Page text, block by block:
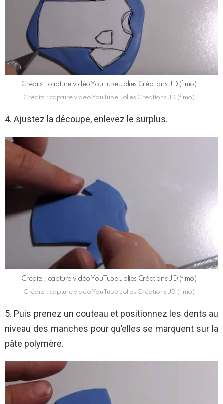
Crédits : capture vidéo YouTube Jolies Créations JD (fimo)
Crédits : capture vidéo YouTube Jolies Créations JD (fimo)
4. Ajustez la découpe, enlevez le surplus.
Crédits : capture vidéo YouTube Jolies Créations JD (fimo)
Crédits : capture vidéo YouTube Jolies Créations JD (fimo)
5. Puis prenez un couteau et positionnez les dents au
niveau des manches pour qu’elles se marquent sur la
pâte polymère.